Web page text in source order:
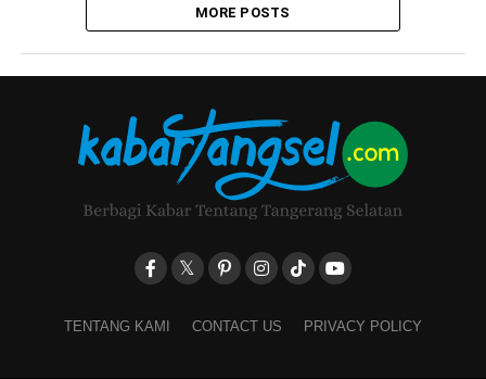
MORE POSTS
TENTANG KAMI CONTACT US PRIVACY POLICY